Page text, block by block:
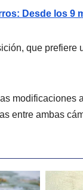
Desde los 9
que prefiere
modificaciones
entre ambas